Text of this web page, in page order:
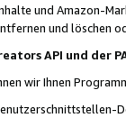
und Amazon-
und löschen
API und der
wir Ihnen